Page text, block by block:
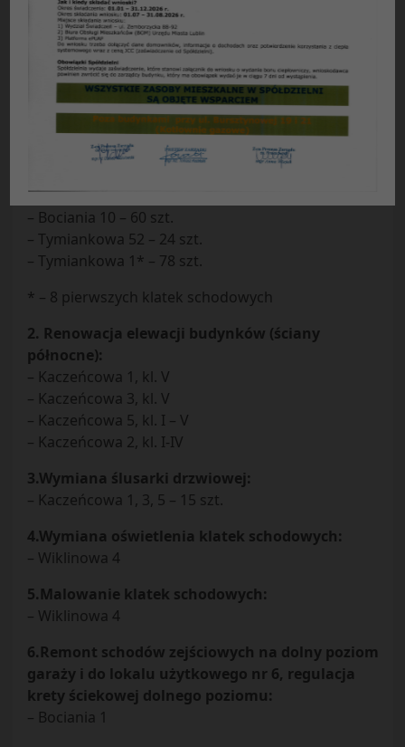
Wykaz remontów
na 2017 rok na terenie osiedla ,,Łęgi”
1. Remont balkonów:
– Kaczeńcowa 2 – 60 szt.
– Biedronki 7 – 60 szt.
– Wiklinowa 6 – 92 szt.
– Tatarakowa 10 – 40 szt.
– Tatarakowa 8 – 60 szt.
– Bociania 10 – 60 szt.
– Tymiankowa 52 – 24 szt.
– Tymiankowa 1* – 78 szt.
* – 8 pierwszych klatek schodowych
2. Renowacja elewacji budynków (ściany
północne):
– Kaczeńcowa 1, kl. V
– Kaczeńcowa 3, kl. V
– Kaczeńcowa 5, kl. I – V
– Kaczeńcowa 2, kl. I-IV
3.Wymiana ślusarki drzwiowej:
– Kaczeńcowa 1, 3, 5 – 15 szt.
4.Wymiana oświetlenia klatek schodowych:
– Wiklinowa 4
5.Malowanie klatek schodowych:
– Wiklinowa 4
6.Remont schodów zejściowych na dolny poziom
garaży i do lokalu użytkowego nr 6, regulacja
krety ściekowej dolnego poziomu:
– Bociania 1